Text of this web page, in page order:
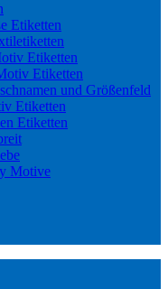
Etiketten
Etiketten
Etiketten
und Größenfeld
Etiketten
Etiketten
Motive